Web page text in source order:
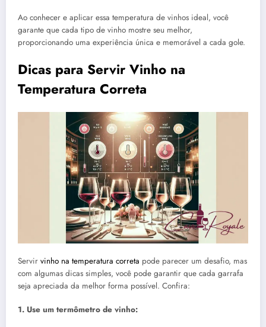
Ao conhecer e aplicar essa temperatura de vinhos ideal, você
garante que cada tipo de vinho mostre seu melhor,
proporcionando uma experiência única e memorável a cada gole.
Dicas para Servir Vinho na
Temperatura Correta
Servir vinho na temperatura correta pode parecer um desafio, mas
com algumas dicas simples, você pode garantir que cada garrafa
seja apreciada da melhor forma possível. Confira:
1. Use um termômetro de vinho: